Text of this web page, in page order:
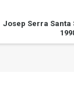
Josep Serra Santa